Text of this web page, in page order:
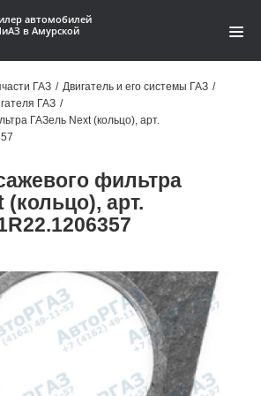
автомобилей
в Амурской
ГАЗ / Двигатель и его системы ГАЗ /
ГАЗ /
ГАЗель Next (кольцо), арт.
фильтра
арт.